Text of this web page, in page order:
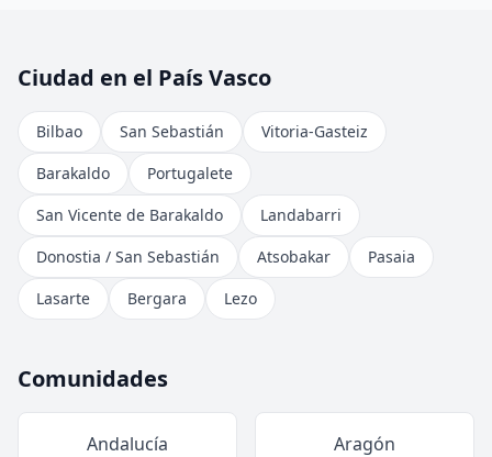
Ciudad en el País Vasco
Bilbao San Sebastián
Vitoria-Gasteiz
Barakaldo
Portugalete
San Vicente de Barakaldo
Landabarri
Donostia / San Sebastián
Atsobakar
Pasaia
Lasarte
Bergara Lezo
Comunidades
Andalucía Aragón